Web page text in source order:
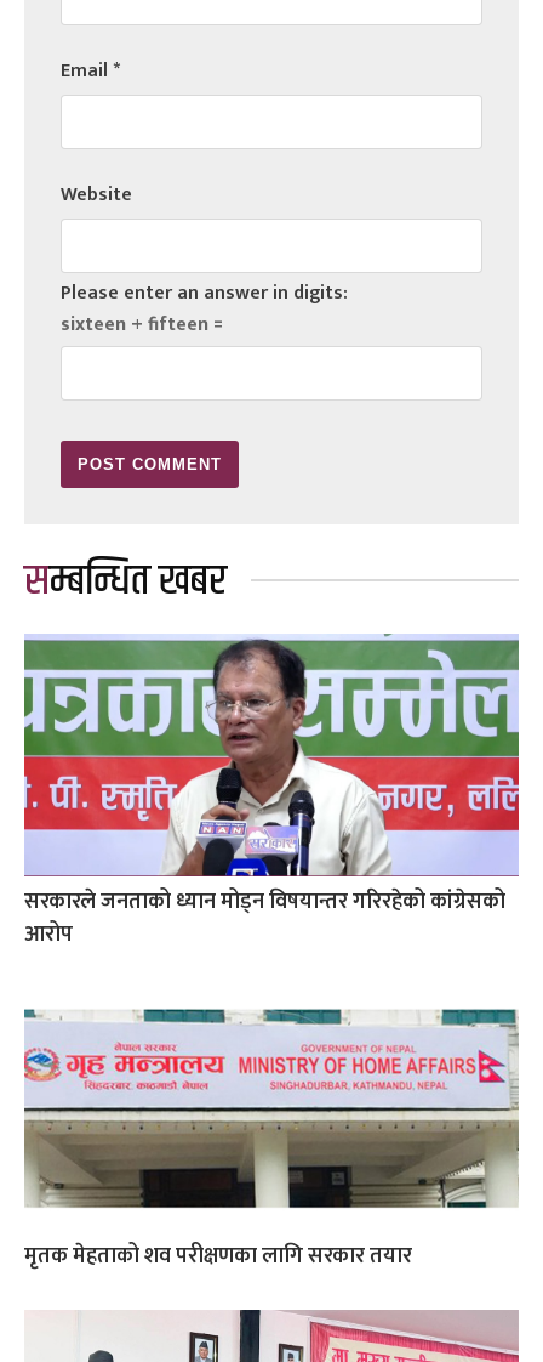
Email*
Website
Please enter an answer in digits:
sixteen + fifteen =
सम्बन्धित खबर
सरकारले जनताको ध्यान मोड्न विषयान्तर गरिरहेको कांग्रेसको
आरोप
मृतक मेहताको शव परीक्षणका लागि सरकार तयार